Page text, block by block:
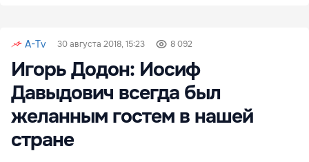
A-Tv 30 августа 2018, 15:23 8 092
Игорь Додон: Иосиф
Давыдович всегда был
желанным гостем в нашей
стране